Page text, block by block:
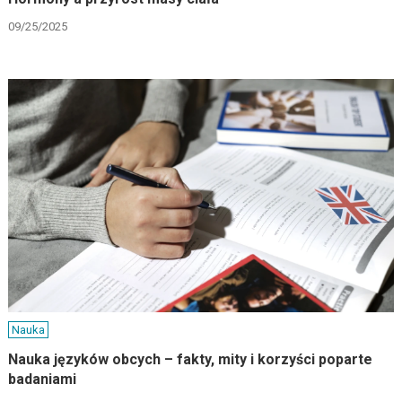
09/25/2025
Nauka
Nauka języków obcych – fakty, mity i korzyści poparte
badaniami